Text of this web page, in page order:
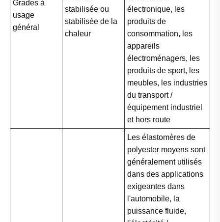
Grades à
usage
général
stabilisée ou
stabilisée de la
chaleur
électronique, les
produits de
consommation, les
appareils
électroménagers, les
produits de sport, les
meubles, les industries
du transport /
équipement industriel
et hors route
Les élastomères de
polyester moyens sont
généralement utilisés
dans des applications
exigeantes dans
l'automobile, la
puissance fluide,